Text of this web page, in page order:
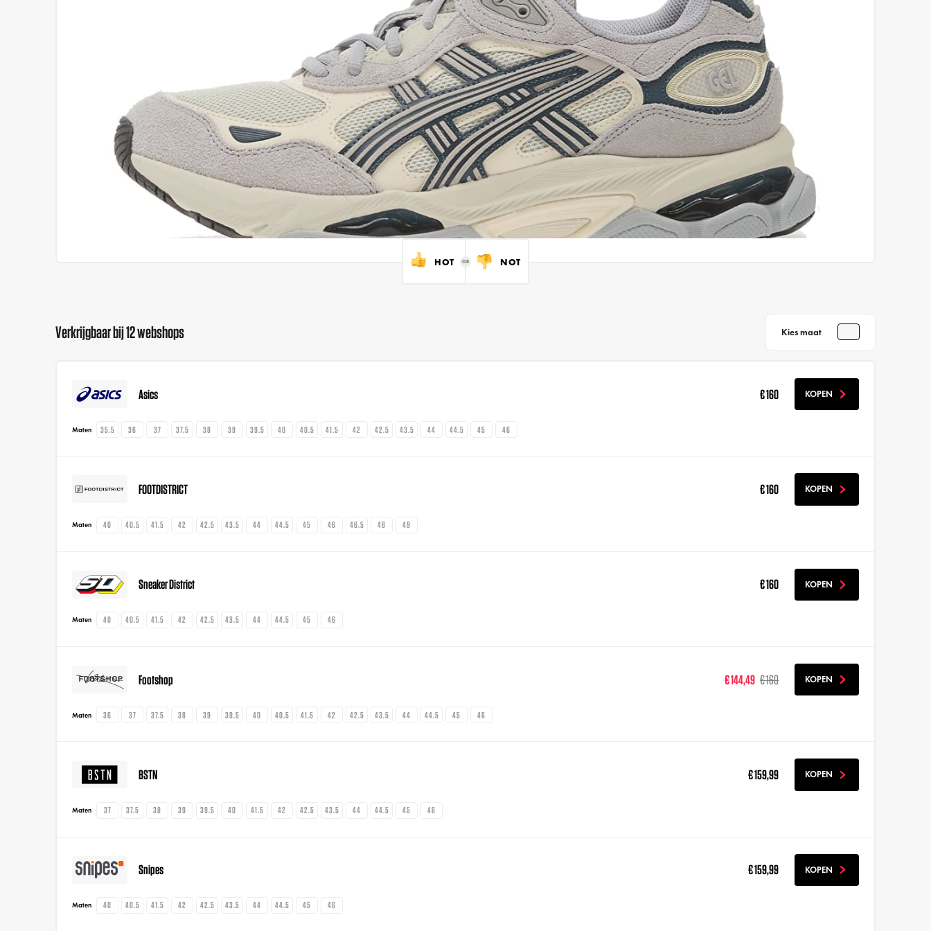
HOT NOT
Verkrijgbaar bij 12 webshops Kies maat
Asics € 160 KOPEN
Maten 35.5 36 37 37.5 38 39 39.5 40 40.5 41.5 42 42.5 43.5 44 44.5 45 46
FOOTDISTRICT € 160 KOPEN
Maten 40 40.5 41.5 42 42.5 43.5 44 44.5 45 46 46.5 48 49
Sneaker District € 160 KOPEN
Maten 40 40.5 41.5 42 42.5 43.5 44 44.5 45 46
Footshop € 144,49 € 160 KOPEN
Maten 36 37 37.5 38 39 39.5 40 40.5 41.5 42 42.5 43.5 44 44.5 45 46
BSTN € 159,99 KOPEN
Maten 37 37.5 38 39 39.5 40 41.5 42 42.5 43.5 44 44.5 45 46
Snipes € 159,99 KOPEN
Maten 40 40.5 41.5 42 42.5 43.5 44 44.5 45 46